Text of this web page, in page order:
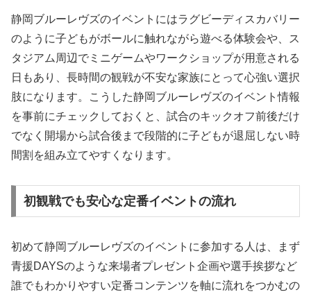
静岡ブルーレヴズのイベントにはラグビーディスカバリー
のように子どもがボールに触れながら遊べる体験会や、ス
タジアム周辺でミニゲームやワークショップが用意される
日もあり、長時間の観戦が不安な家族にとって心強い選択
肢になります。こうした静岡ブルーレヴズのイベント情報
を事前にチェックしておくと、試合のキックオフ前後だけ
でなく開場から試合後まで段階的に子どもが退屈しない時
間割を組み立てやすくなります。
初観戦でも安心な定番イベントの流れ
初めて静岡ブルーレヴズのイベントに参加する人は、まず
青援DAYSのような来場者プレゼント企画や選手挨拶など
誰でもわかりやすい定番コンテンツを軸に流れをつかむの